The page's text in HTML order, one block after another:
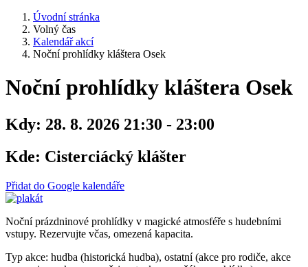
Úvodní stránka
Volný čas
Kalendář akcí
Noční prohlídky kláštera Osek
Noční prohlídky kláštera Osek
Kdy: 28. 8. 2026 21:30 - 23:00
Kde: Cisterciácký klášter
Přidat do Google kalendáře
Noční prázdninové prohlídky v magické atmosféře s hudebními
vstupy. Rezervujte včas, omezená kapacita.
Typ akce: hudba (historická hudba), ostatní (akce pro rodiče, akce